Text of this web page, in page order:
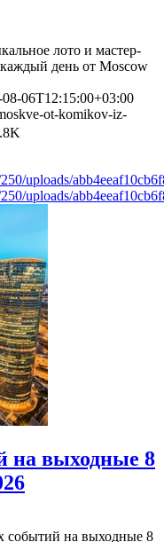
лото и мастер-
день от Moscow
08-06T12:15:00+03:00
ot-komikov-iz-
uploads/
uploads/
на выходные 8
событий на выходные 8